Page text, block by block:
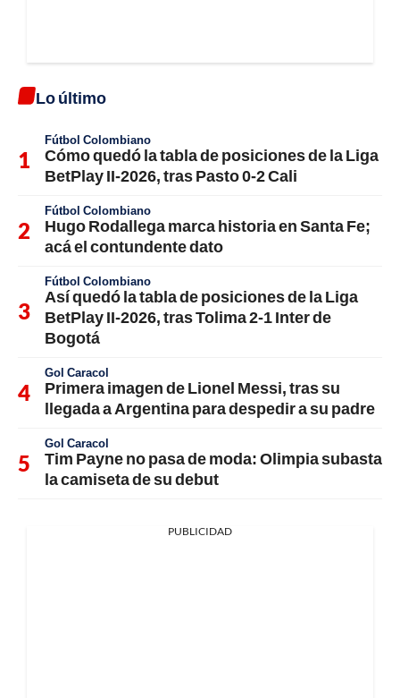
Lo último
Fútbol Colombiano
Cómo quedó la tabla de posiciones de la Liga
BetPlay II-2026, tras Pasto 0-2 Cali
Fútbol Colombiano
Hugo Rodallega marca historia en Santa Fe;
acá el contundente dato
Fútbol Colombiano
Así quedó la tabla de posiciones de la Liga
BetPlay II-2026, tras Tolima 2-1 Inter de
Bogotá
Gol Caracol
Primera imagen de Lionel Messi, tras su
llegada a Argentina para despedir a su padre
Gol Caracol
Tim Payne no pasa de moda: Olimpia subasta
la camiseta de su debut
PUBLICIDAD